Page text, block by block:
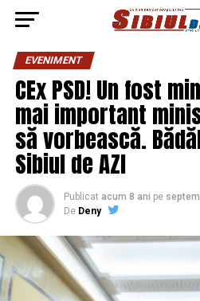
EVENIMENT
CEx PSD! Un fost
mai important
să vorbească.
Sibiul de AZI
Publicat acum 8 ani pe
De Deny